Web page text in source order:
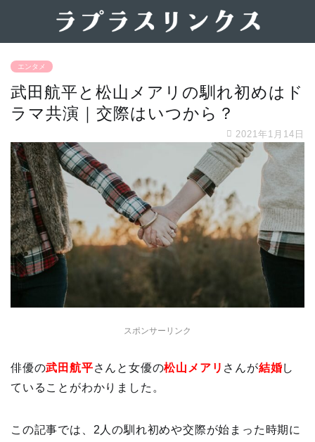
エンタメ
武田航平と松山メアリの馴れ初めはド
ラマ共演｜交際はいつから？
2021年1月14日
スポンサーリンク
俳優の武田航平さんと女優の松山メアリ さんが結婚し
ていることがわかりました。
この記事では、2人の馴れ初めや交際が始まった時期に